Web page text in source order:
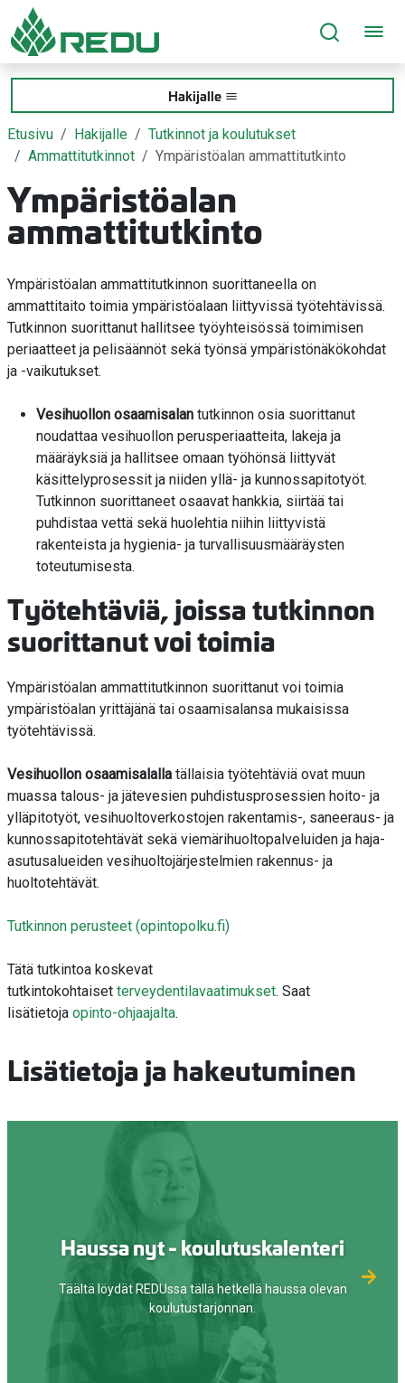
Siirry sivusisältöön
Hakijalle
Etusivu Hakijalle
Tutkinnot ja koulutukset
Ammattitutkinnot
Ympäristöalan ammattitutkinto
Ympäristöalan
ammattitutkinto
Ympäristöalan ammattitutkinnon suorittaneella on
ammattitaito toimia ympäristöalaan liittyvissä työtehtävissä.
Tutkinnon suorittanut hallitsee työyhteisössä toimimisen
periaatteet ja pelisäännöt sekä työnsä ympäristönäkökohdat
ja -vaikutukset.
Vesihuollon osaamisalan tutkinnon osia suorittanut
noudattaa vesihuollon perusperiaatteita, lakeja ja
määräyksiä ja hallitsee omaan työhönsä liittyvät
käsittelyprosessit ja niiden yllä- ja kunnossapitotyöt.
Tutkinnon suorittaneet osaavat hankkia, siirtää tai
puhdistaa vettä sekä huolehtia niihin liittyvistä
rakenteista ja hygienia- ja turvallisuusmääräysten
toteutumisesta.
Työtehtäviä, joissa tutkinnon
suorittanut voi toimia
Ympäristöalan ammattitutkinnon suorittanut voi toimia
ympäristöalan yrittäjänä tai osaamisalansa mukaisissa
työtehtävissä.
Vesihuollon osaamisalalla tällaisia työtehtäviä ovat muun
muassa talous- ja jätevesien puhdistusprosessien hoito- ja
ylläpitotyöt, vesihuoltoverkostojen rakentamis-, saneeraus- ja
kunnossapitotehtävät sekä viemärihuoltopalveluiden ja haja-
asutusalueiden vesihuoltojärjestelmien rakennus- ja
huoltotehtävät.
Tutkinnon perusteet (opintopolku.fi)
Tätä tutkintoa koskevat
tutkintokohtaiset terveydentilavaatimukset. Saat
lisätietoja opinto-ohjaajalta.
Lisätietoja ja hakeutuminen
Haussa nyt - koulutuskalenteri
Täältä löydät REDUssa tällä hetkellä haussa olevan
koulutustarjonnan.